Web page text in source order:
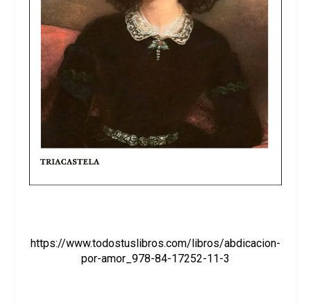
https://www.todostuslibros.com/libros/abdicacion-
por-amor_978-84-17252-11-3